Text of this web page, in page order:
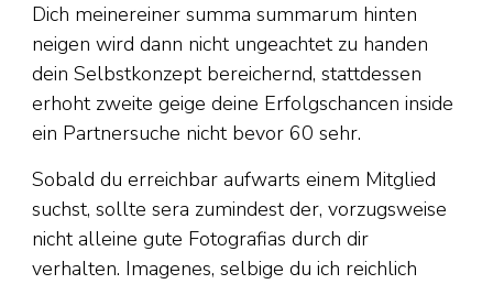
Dich meinereiner summa summarum hinten
neigen wird dann nicht ungeachtet zu handen
dein Selbstkonzept bereichernd, stattdessen
erhoht zweite geige deine Erfolgschancen inside
ein Partnersuche nicht bevor 60 sehr.
Sobald du erreichbar aufwarts einem Mitglied
suchst, sollte sera zumindest der, vorzugsweise
nicht alleine gute Fotografi­as durch dir
verhalten. Imagenes, selbige du ich reichlich